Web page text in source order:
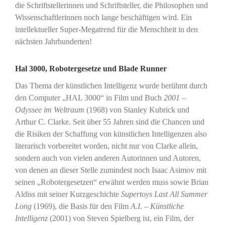
die Schriftstellerinnen und Schriftsteller, die Philosophen und
Wissenschaftlerinnen noch lange beschäftigen wird. Ein
intellektueller Super-Megatrend für die Menschheit in den
nächsten Jahrhunderten!
Hal 3000, Robotergesetze und Blade Runner
Das Thema der künstlichen Intelligenz wurde berühmt durch
den Computer „HAL 3000“ in Film und Buch 2001 –
Odyssee im Weltraum (1968) von Stanley Kubrick und
Arthur C. Clarke. Seit über 55 Jahren sind die Chancen und
die Risiken der Schaffung von künstlichen Intelligenzen also
literarisch vorbereitet worden, nicht nur von Clarke allein,
sondern auch von vielen anderen Autorinnen und Autoren,
von denen an dieser Stelle zumindest noch Isaac Asimov mit
seinen „Robotergesetzen“ erwähnt werden muss sowie Brian
Aldiss mit seiner Kurzgeschichte Supertoys Last All Summer
Long(1969), die Basis für den Film A.I. – Künstliche
Intelligenz (2001) von Steven Spielberg ist, ein Film, der